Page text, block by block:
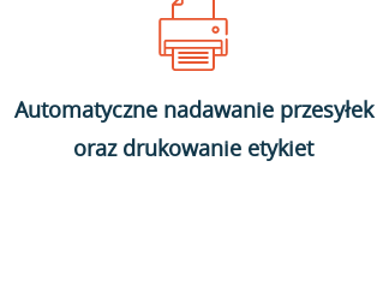
Automatyczne nadawanie przesyłek
oraz drukowanie etykiet